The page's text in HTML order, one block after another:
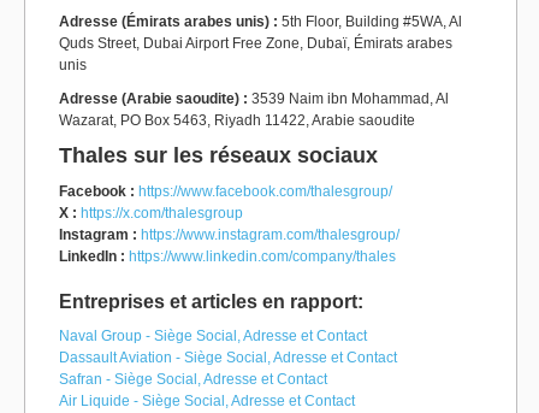
Adresse (Émirats arabes unis) : 5th Floor, Building #5WA, Al
Quds Street, Dubai Airport Free Zone, Dubaï, Émirats arabes
unis
Adresse (Arabie saoudite) : 3539 Naim ibn Mohammad, Al
Wazarat, PO Box 5463, Riyadh 11422, Arabie saoudite
Thales sur les réseaux sociaux
Facebook : https://www.facebook.com/thalesgroup/
X : https://x.com/thalesgroup
Instagram : https://www.instagram.com/thalesgroup/
LinkedIn : https://www.linkedin.com/company/thales
Entreprises et articles en rapport:
Naval Group - Siège Social, Adresse et Contact
Dassault Aviation - Siège Social, Adresse et Contact
Safran - Siège Social, Adresse et Contact
Air Liquide - Siège Social, Adresse et Contact